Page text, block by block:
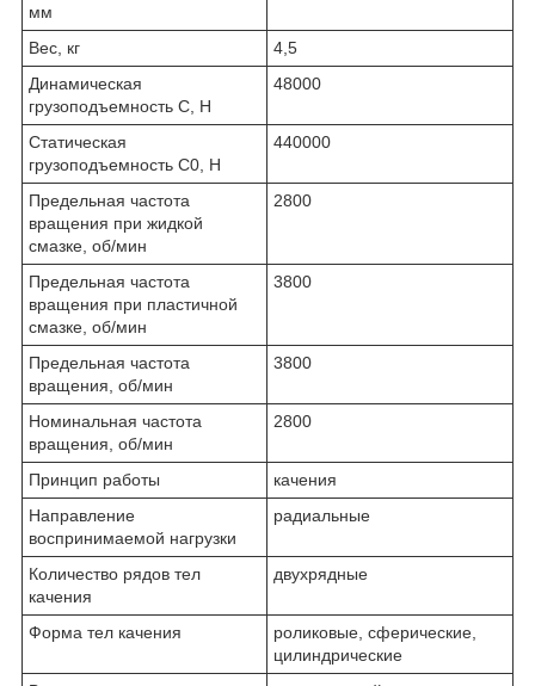
мм
Вес, кг
4,5
Динамическая
грузоподъемность С, Н
48000
Статическая
грузоподъемность C0, Н
440000
Предельная частота
вращения при жидкой
смазке, об/мин
2800
Предельная частота
вращения при пластичной
смазке, об/мин
3800
Предельная частота
вращения, об/мин
3800
Номинальная частота
вращения, об/мин
2800
Принцип работы
качения
Направление
воспринимаемой нагрузки
радиальные
Количество рядов тел
качения
двухрядные
Форма тел качения
роликовые, сферические,
цилиндрические